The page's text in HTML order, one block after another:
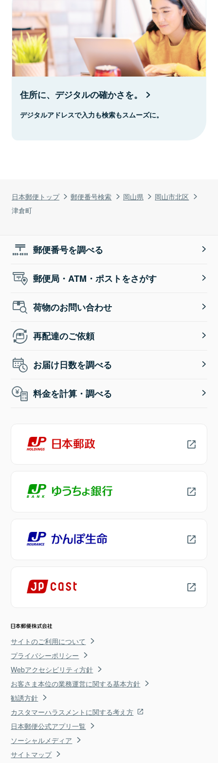
日本郵便トップ 郵便番号検索 岡山県
岡山市北区
津倉町
住所に、デジタルの確かさを。
デジタルアドレスで入力も検索もスムーズに。
郵便番号を調べる
郵便局・ATM・ポストをさがす
荷物のお問い合わせ
再配達のご依頼
お届け日数を調べる
料金を計算・調べる
サイトのご利用について
プライバシーポリシー
Webアクセシビリティ方針
お客さま本位の業務運営に関する基本方針
勧誘方針
カスタマーハラスメントに関する考え方
日本郵便公式アプリ一覧
ソーシャルメディア
サイトマップ